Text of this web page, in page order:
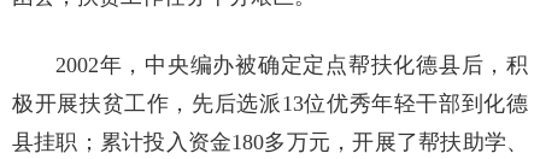
2002年，中央编办被确定定点帮扶化德县后，积
极开展扶贫工作，先后选派13位优秀年轻干部到化德
县挂职；累计投入资金180多万元，开展了帮扶助学、